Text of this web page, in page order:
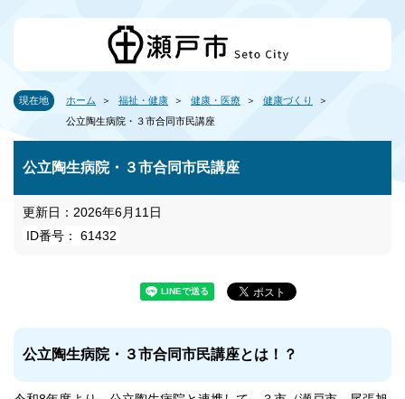
現在地 ホーム 福祉・健康 健康・医療
健康づくり
公立陶生病院・３市合同市民講座
公立陶生病院・３市合同市民講座
更新日：2026年6月11日
ID番号： 61432
公立陶生病院・３市合同市民講座とは！？